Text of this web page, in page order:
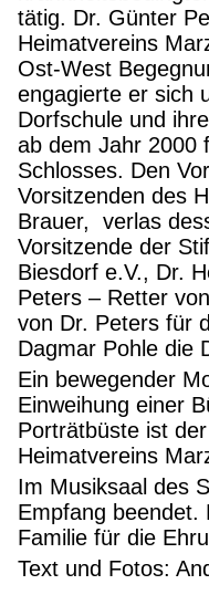
tätig. Dr. Günter
Heimatvereins
Ost-West
engagierte er sich
Dorfschule und
ab dem Jahr 2000
Schlosses. Den
Vorsitzenden des
Brauer, verlas
Vorsitzende der
Biesdorf e.V., Dr.
Peters – Retter
von Dr. Peters für
Dagmar Pohle die
Ein bewegender
Einweihung einer
Porträtbüste ist
Heimatvereins
Im Musiksaal des
Empfang beendet.
Familie für die
Text und Fotos: